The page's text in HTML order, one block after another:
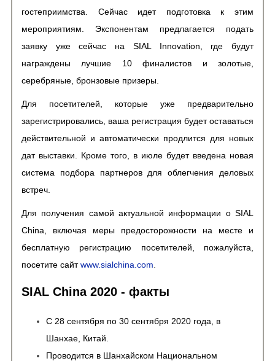
гостеприимства. Сейчас идет подготовка к этим
мероприятиям. Экспонентам предлагается подать
заявку уже сейчас на SIAL Innovation, где будут
награждены лучшие 10 финалистов и золотые,
серебряные, бронзовые призеры.
Для посетителей, которые уже предварительно
зарегистрировались, ваша регистрация будет оставаться
действительной и автоматически продлится для новых
дат выставки. Кроме того, в июле будет введена новая
система подбора партнеров для облегчения деловых
встреч.
Для получения самой актуальной информации о SIAL
China, включая меры предосторожности на месте и
бесплатную регистрацию посетителей, пожалуйста,
посетите сайт www.sialchina.com
SIAL China 2020 - факты
С 28 сентября по 30 сентября 2020 года, в
Шанхае, Китай.
Проводится в Шанхайском Национальном